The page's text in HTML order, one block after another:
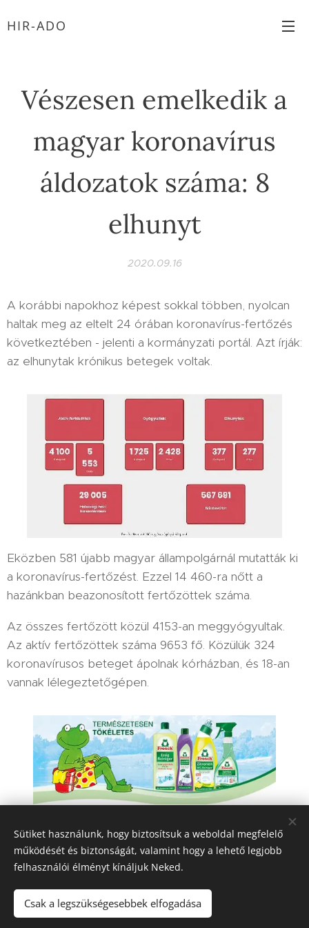
HIR-ADO
Vészesen emelkedik a
magyar koronavírus
áldozatok száma: 8
elhunyt
2020.09.16
A korábbi napokhoz képest sokkal többen, nyolcan
haltak meg az eltelt 24 órában koronavírus-fertőzés
következtében - jelenti a kormányzati portál. Azt írják:
az elhunytak krónikus betegek voltak.
Eközben 581 újabb magyar állampolgárnál mutatták ki
a koronavírus-fertőzést. Ezzel 14 460-ra nőtt a
hazánkban beazonosított fertőzöttek száma.
Az összes fertőzött közül 4153-an meggyógyultak.
Az aktív fertőzöttek száma 9653 fő. Közülük 324
koronavírusos beteget ápolnak kórházban, és 18-an
vannak lélegeztetőgépen.
Share
Sütiket használunk, hogy biztosítsuk a weboldal megfelelő
működését és biztonságát, valamint hogy a lehető legjobb
felhasználói élményt kínáljuk Neked.
Csak a legszükségesebbek elfogadása